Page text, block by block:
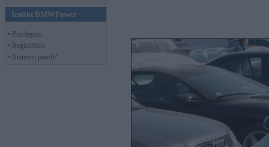
Ienākt BMWPower
• Pieslēgties
• Reģistrēties
• Aizmirsi paroli?